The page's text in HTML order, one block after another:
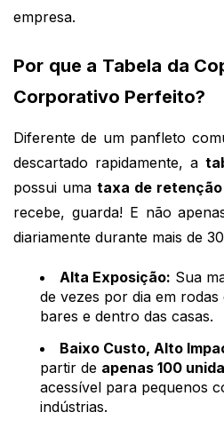
empresa.
Por que a Tabela da
Corporativo Perfeito?
Diferente de um panfleto
descartado rapidamente, a
possui uma taxa de retenção
recebe, guarda! E não
diariamente durante mais de
Alta Exposição: Sua
de vezes por dia em
bares e dentro das casas.
Baixo Custo, Alto
partir de apenas 100
acessível para pequenos
indústrias.